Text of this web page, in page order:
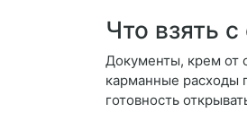
Что взять
Документы, крем от
карманные расходы
готовность